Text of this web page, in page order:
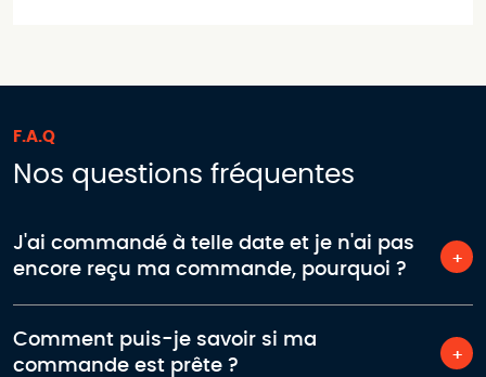
F.A.Q
Nos questions fréquentes
J'ai commandé à telle date et je n'ai pas
encore reçu ma commande, pourquoi ?
Comment puis-je savoir si ma
commande est prête ?